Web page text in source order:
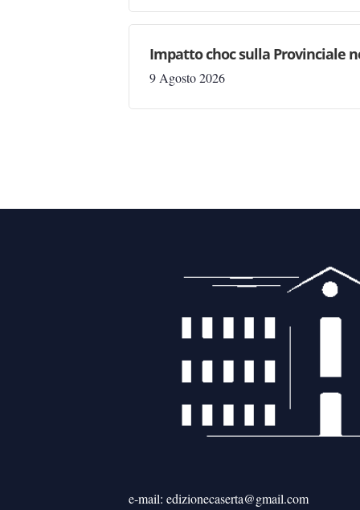
Impatto choc sulla Provinciale
9 Agosto 2026
e-mail: edizionecaserta@gmail.com